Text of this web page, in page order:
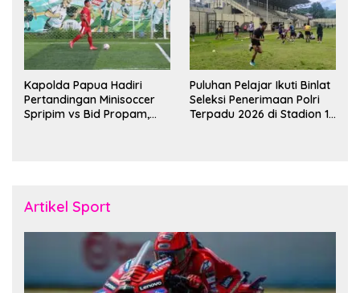
Kapolda Papua Hadiri
Pertandingan Minisoccer
Spripim vs Bid Propam,
Puluhan Pelajar Ikuti Binlat
Seleksi Penerimaan Polri
Terpadu 2026 di Stadion 16
Artikel Sport